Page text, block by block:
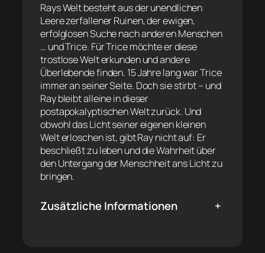
Rays Welt besteht aus der unendlichen
Leere zerfallener Ruinen, der ewigen,
erfolglosen Suche nach anderen Menschen
… und Trice. Für Trice möchte er diese
trostlose Welt erkunden und andere
Überlebende finden. 15 Jahre lang war Trice
immer an seiner Seite. Doch sie stirbt – und
Ray bleibt alleine in dieser
postapokalyptischen Welt zurück. Und
obwohl das Licht seiner eigenen kleinen
Welt erloschen ist, gibt Ray nicht auf: Er
beschließt zu leben und die Wahrheit über
den Untergang der Menschheit ans Licht zu
bringen.
Zusätzliche Informationen +